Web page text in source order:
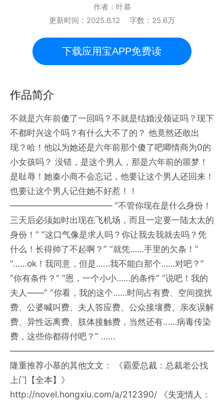
作者： 叶慕
更新时间： 2025.6.12 字数： 25.6万
下载应用宝APP免费读
作品简介
不就是六年前傻了一回吗？不就是结婚没领证吗？现下
不都时兴这个吗？有什么大不了的？ 他竟然还敢出
现？哈！他以为她还是六年前那个傻了吧唧情商为0的
小女孩吗？ 没错，是这个男人，那是六年前的噩梦！
是耻辱！她秦小商不会忘记，他要让这个男人还回来！
也要让这个男人记住她不好惹！！
———————————— “不管你现在是什么身份！
三天后必须如时出现在飞机场，而且一定要一陆太太的
身份！” “这口气像是求人吗？你让我去我就去吗？凭
什么！长得帅了不起啊？” “就凭……手里的欠条！”
“……ok！我同意，但是……我不能白那个……对吧？”
“你有条件？” “恩，一个小小……的条件” “说吧！我的
夫人——” “你看，我的这个……时间占有费、空间搅扰
费、公婆喊叫费、夫人答应费、公众接壤费、亲友误解
费、异性远离费、肢体接触费，当然还有……病毒传染
费，这些你都得付吧？” ……
————————————————————————
隆重推荐小慕的其他文文： 《霸爱总裁：总裁老公找
上门【全本】》
http://novel.hongxiu.com/a/212390/ 《失宠情人：